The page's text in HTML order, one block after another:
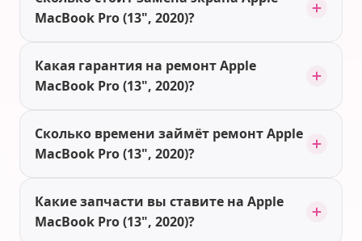
MacBook Pro (13", 2020)?
Какая гарантия на ремонт Apple
MacBook Pro (13", 2020)?
Сколько времени займёт ремонт Apple
MacBook Pro (13", 2020)?
Какие запчасти вы ставите на Apple
MacBook Pro (13", 2020)?